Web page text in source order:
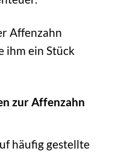
Affenzahn
ihm ein Stück
zur Affenzahn
häufig gestellte